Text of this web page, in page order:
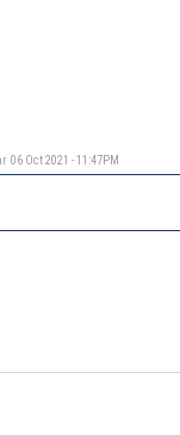
06 Oct 2021 - 11:47PM